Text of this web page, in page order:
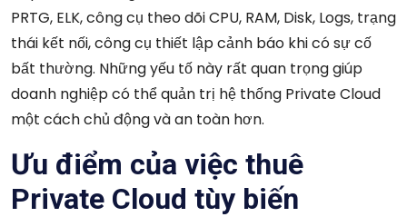
PRTG, ELK, công cụ theo dõi CPU, RAM, Disk, Logs, trạng
thái kết nối, công cụ thiết lập cảnh báo khi có sự cố
bất thường. Những yếu tố này rất quan trọng giúp
doanh nghiệp có thể quản trị hệ thống Private Cloud
một cách chủ động và an toàn hơn.
Ưu điểm của việc thuê
Private Cloud tùy biến